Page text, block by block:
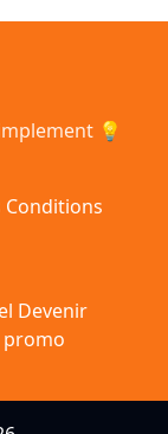
💡
Conditions
Devenir
promo